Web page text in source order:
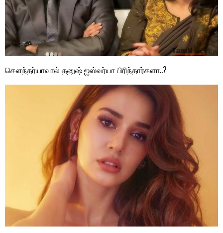
சௌந்தர்யாவால் தனுஷ் ஐஸ்வர்யா பிரிந்தார்களா..?